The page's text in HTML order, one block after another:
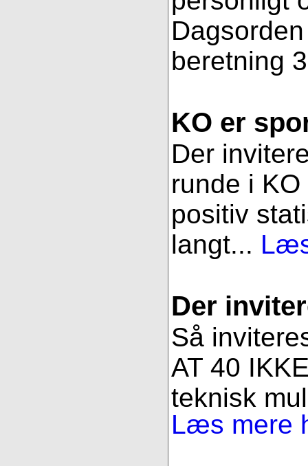
beretning
KO er
Der
runde i
positiv
langt...
Der
Så
AT 40
teknisk
Læs mere